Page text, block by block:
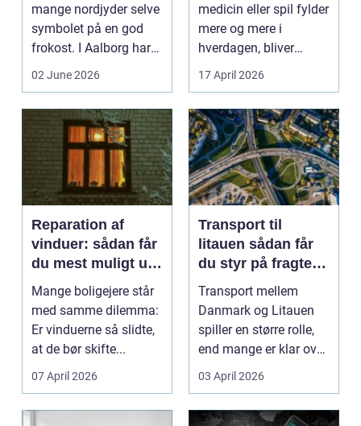
mange nordjyder selve
symbolet på en god
frokost. I Aalborg har
den klassiske spis...
02 June 2026
medicin eller spil fylder
mere og mere i
hverdagen, bliver
grænsen...
17 April 2026
Reparation af
vinduer: sådan får
du mest muligt ud
af dine gamle
vinduer
Mange boligejere står
med samme dilemma:
Er vinduerne så slidte,
at de bør skifte...
07 April 2026
Transport til
litauen sådan får
du styr på fragten
til baltikum
Transport mellem
Danmark og Litauen
spiller en større rolle,
end mange er klar over.
Litauen er et n...
03 April 2026